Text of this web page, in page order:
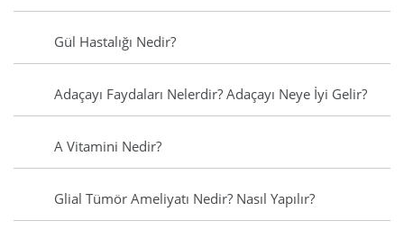
Gül Hastalığı Nedir?
Adaçayı Faydaları Nelerdir? Adaçayı Neye İyi Gelir?
A Vitamini Nedir?
Glial Tümör Ameliyatı Nedir? Nasıl Yapılır?